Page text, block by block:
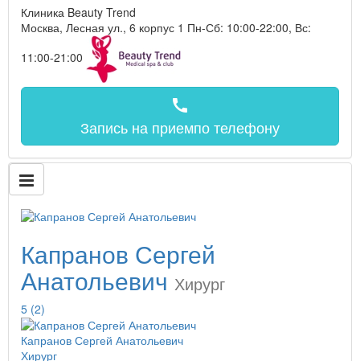
Клиника Beauty Trend
Москва, Лесная ул., 6 корпус 1 Пн-Сб: 10:00-22:00, Вс:
11:00-21:00
call
Запись на приемпо телефону
Капранов Сергей
Анатольевич Хирург
5 (2)
Капранов Сергей Анатольевич
Хирург